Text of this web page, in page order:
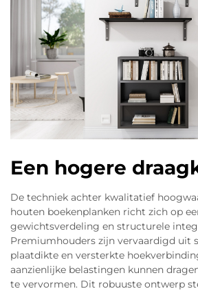
Een hogere
De techniek achter kwalitatief
houten boekenplanken richt zich op
gewichtsverdeling en structurele
Premiumhouders zijn vervaardigd uit
plaatdikte en versterkte
aanzienlijke belastingen kunnen
te vervormen. Dit robuuste ontwerp